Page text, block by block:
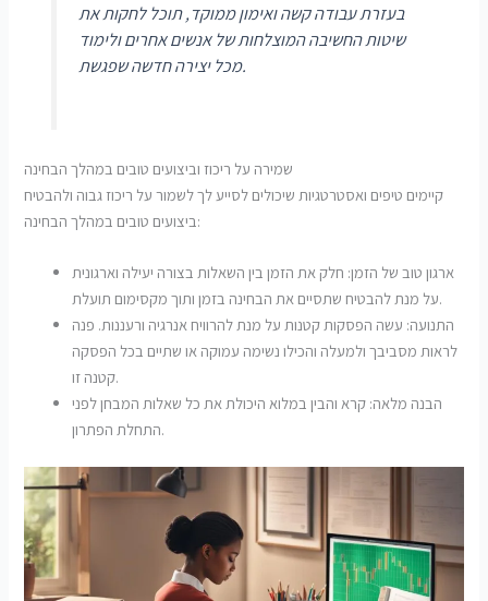
בעזרת עבודה קשה ואימון ממוקד, תוכל לחקות את
שיטות החשיבה המוצלחות של אנשים אחרים ולימוד
מכל יצירה חדשה שפגשת.
שמירה על ריכוז וביצועים טובים במהלך הבחינה
קיימים טיפים ואסטרטגיות שיכולים לסייע לך לשמור על ריכוז גבוה ולהבטיח
ביצועים טובים במהלך הבחינה:
ארגון טוב של הזמן: חלק את הזמן בין השאלות בצורה יעילה וארגונית
על מנת להבטיח שתסיים את הבחינה בזמן ותוך מקסימום תועלת.
התנועה: עשה הפסקות קטנות על מנת להרוויח אנרגיה ורעננות. פנה
לראות מסביבך ולמעלה והכילו נשימה עמוקה או שתיים בכל הפסקה
קטנה זו.
הבנה מלאה: קרא והבין במלוא היכולת את כל שאלות המבחן לפני
התחלת הפתרון.